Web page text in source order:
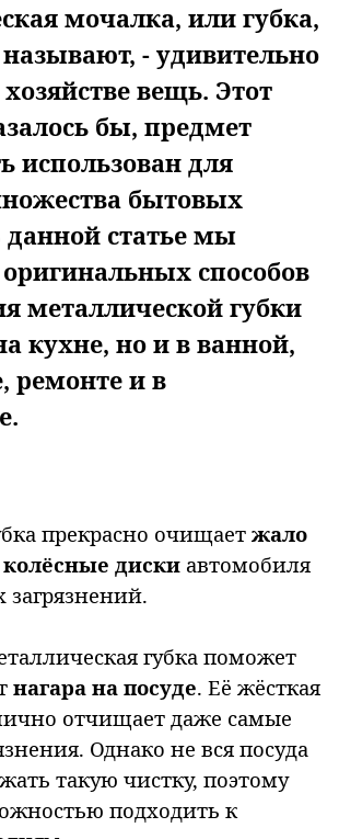
мочалка, или губка,
- удивительно
вещь. Этот
бы, предмет
использован для
бытовых
статье мы
оригинальных способов
металлической губки
кухне, но и в ванной,
ремонте и в
прекрасно очищает жало
диски автомобиля
загрязнений.
губка поможет
нагара на посуде. Её жёсткая
отчищает даже самые
Однако не вся посуда
такую чистку, поэтому
подходить к